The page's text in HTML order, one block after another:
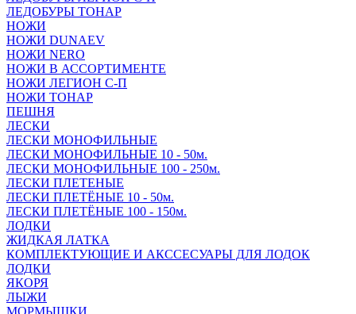
ЛЕДОБУРЫ ТОНАР
НОЖИ
НОЖИ DUNAEV
НОЖИ NERO
НОЖИ В АССОРТИМЕНТЕ
НОЖИ ЛЕГИОН С-П
НОЖИ ТОНАР
ПЕШНЯ
ЛЕСКИ
ЛЕСКИ МОНОФИЛЬНЫЕ
ЛЕСКИ МОНОФИЛЬНЫЕ 10 - 50м.
ЛЕСКИ МОНОФИЛЬНЫЕ 100 - 250м.
ЛЕСКИ ПЛЕТЕНЫЕ
ЛЕСКИ ПЛЕТЁНЫЕ 10 - 50м.
ЛЕСКИ ПЛЕТЁНЫЕ 100 - 150м.
ЛОДКИ
ЖИДКАЯ ЛАТКА
КОМПЛЕКТУЮЩИЕ И АКССЕСУАРЫ ДЛЯ ЛОДОК
ЛОДКИ
ЯКОРЯ
ЛЫЖИ
МОРМЫШКИ